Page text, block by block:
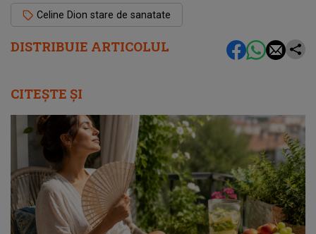
DISTRIBUIE ARTICOLUL
Celine Dion stare de sanatate
CITEȘTE ȘI